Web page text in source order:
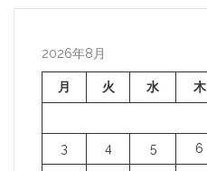
ー
シ
ョ
ン
2026年8月
月 火 水 木
3 4 5 6